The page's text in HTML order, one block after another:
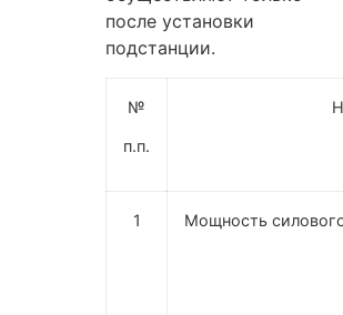
после установки
подстанции.
№
п.п.
1 Мощность